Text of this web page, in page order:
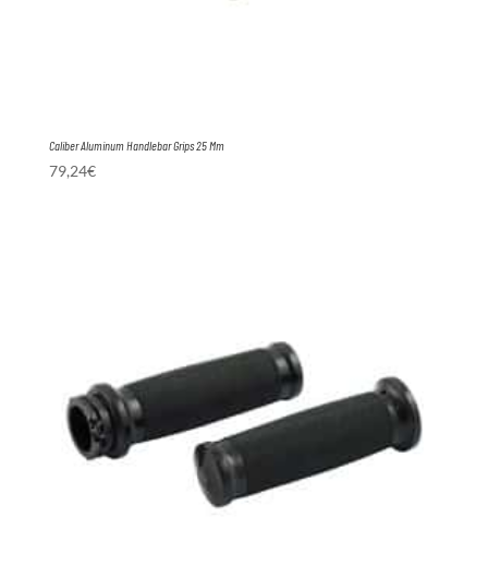
Caliber Aluminum Handlebar Grips 25 Mm
79,24€